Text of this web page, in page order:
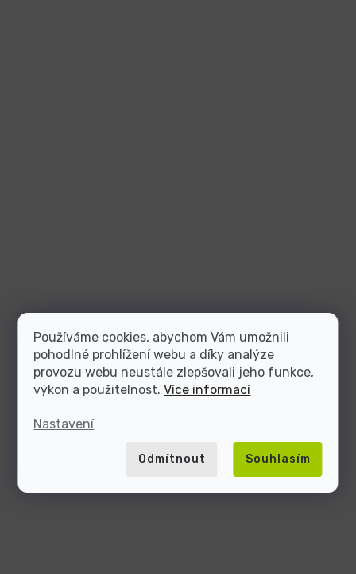
Používáme cookies, abychom Vám umožnili
pohodlné prohlížení webu a díky analýze
provozu webu neustále zlepšovali jeho funkce,
výkon a použitelnost.Více informací
Nastavení
Odmítnout Souhlasím